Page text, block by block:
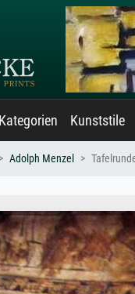
Kategorien Kunststile
Adolph Menzel